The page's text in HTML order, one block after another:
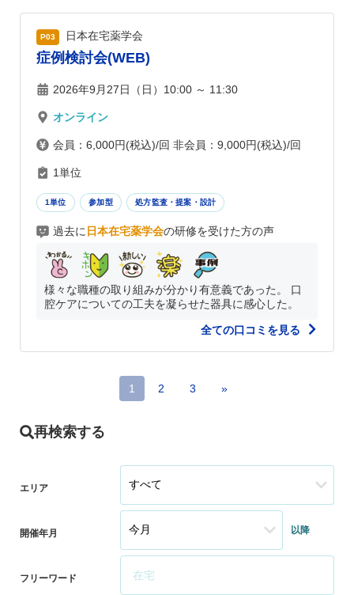
P03 日本在宅薬学会
症例検討会(WEB)
2026年9月27日（日）10:00 ～ 11:30
オンライン
会員：6,000円(税込)/回 非会員：9,000円(税込)/回
1単位
1単位 参加型 処方監査・提案・設計
過去に 日本在宅薬学会の研修を受けた方の声
様々な職種の取り組みが分かり有意義であった。 口
腔ケアについての工夫を凝らせた器具に感心した。
全ての口コミを見る
1 2 3 »
再検索する
エリア
開催年月 以降
フリーワード